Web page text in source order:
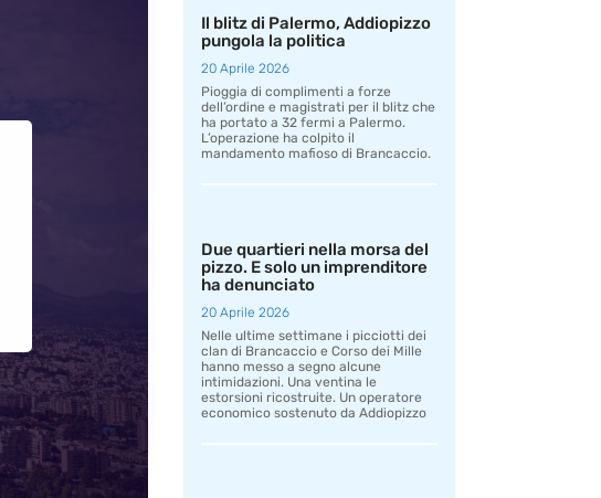
Il blitz di Palermo, Addiopizzo
pungola la politica
20 Aprile 2026
Pioggia di complimenti a forze
dell’ordine e magistrati per il blitz che
ha portato a 32 fermi a Palermo.
L’operazione ha colpito il
mandamento mafioso di Brancaccio.
Due quartieri nella morsa del
pizzo. E solo un imprenditore
ha denunciato
20 Aprile 2026
Nelle ultime settimane i picciotti dei
clan di Brancaccio e Corso dei Mille
hanno messo a segno alcune
intimidazioni. Una ventina le
estorsioni ricostruite. Un operatore
economico sostenuto da Addiopizzo